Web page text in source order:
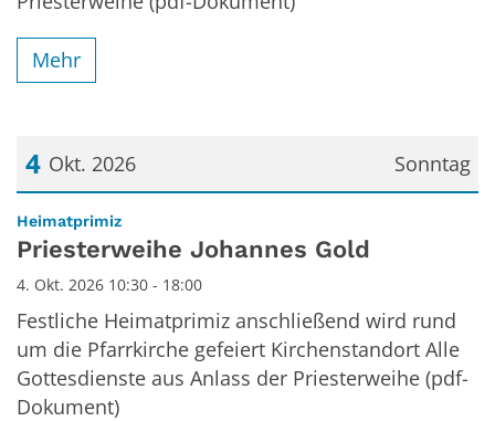
Mehr
Sonntag
4 Okt. 2026
Datum: 4. Oktober 2026
Heimatprimiz:
Priesterweihe Johannes Gold
4. Okt. 2026 10:30 - 18:00
Festliche Heimatprimiz anschließend wird rund
um die Pfarrkirche gefeiert Kirchenstandort Alle
Gottesdienste aus Anlass der Priesterweihe (pdf-
Dokument)